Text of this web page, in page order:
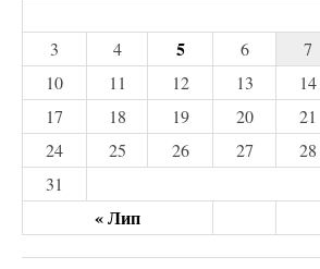
« Лип
3
4 5 6 7
10
11 12 13 14
17
18 19 20 21
24
25 26 27 28
31